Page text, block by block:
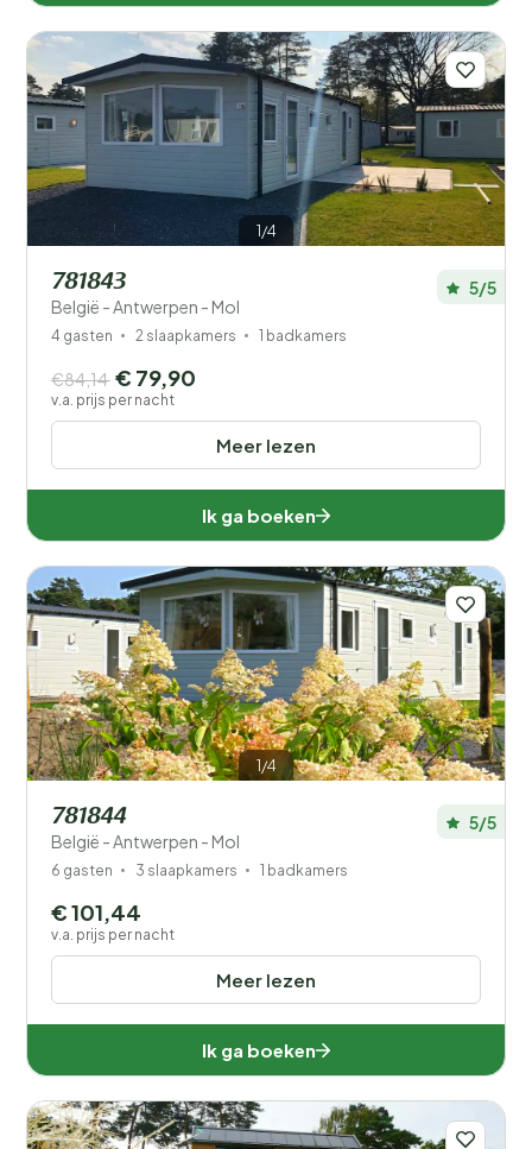
1/4
781843
België - Antwerpen - Mol
5/5
4 gasten 2 slaapkamers 1 badkamers
Meer lezen
€84,14 € 79,90
v.a. prijs per nacht
Ik ga boeken
1/4
781844
België - Antwerpen - Mol
5/5
6 gasten 3 slaapkamers 1 badkamers
Meer lezen
€ 101,44
v.a. prijs per nacht
Ik ga boeken